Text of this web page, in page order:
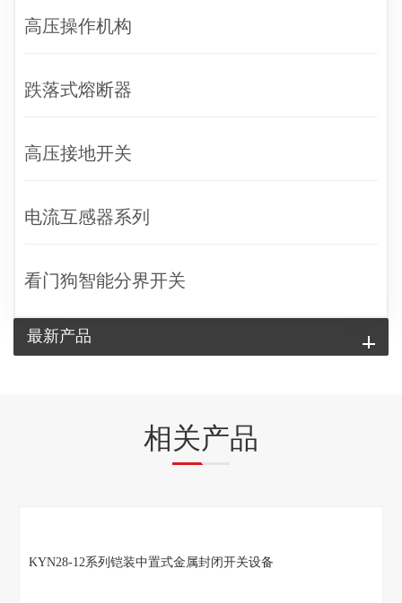
高压操作机构
跌落式熔断器
高压接地开关
电流互感器系列
看门狗智能分界开关
最新产品
相关产品
KYN28-12系列铠装中置式金属封闭开关设备